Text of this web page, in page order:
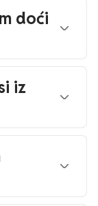
doći
iz